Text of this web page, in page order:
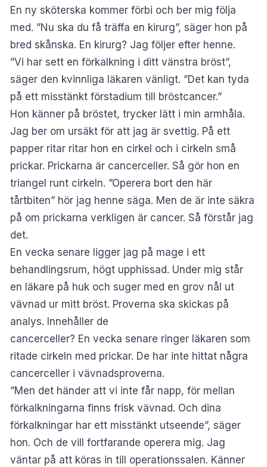
En ny sköterska kommer förbi och ber mig följa
med. ”Nu ska du få träffa en kirurg”, säger hon på
bred skånska. En kirurg? Jag följer efter henne.
”Vi har sett en förkalkning i ditt vänstra bröst”,
säger den kvinnliga läkaren vänligt. ”Det kan tyda
på ett misstänkt förstadium till bröstcancer.”
Hon känner på bröstet, trycker lätt i min armhåla.
Jag ber om ursäkt för att jag är svettig. På ett
papper ritar ritar hon en cirkel och i cirkeln små
prickar. Prickarna är cancerceller. Så gör hon en
triangel runt cirkeln. ”Operera bort den här
tårtbiten” hör jag henne säga. Men de är inte säkra
på om prickarna verkligen är cancer. Så förstår jag
det.
En vecka senare ligger jag på mage i ett
behandlingsrum, högt upphissad. Under mig står
en läkare på huk och suger med en grov nål ut
vävnad ur mitt bröst. Proverna ska skickas på
analys. Innehåller de
cancerceller? En vecka senare ringer läkaren som
ritade cirkeln med prickar. De har inte hittat några
cancerceller i vävnadsproverna.
”Men det händer att vi inte får napp, för mellan
förkalkningarna finns frisk vävnad. Och dina
förkalkningar har ett misstänkt utseende”, säger
hon. Och de vill fortfarande operera mig. Jag
väntar på att köras in till operationssalen. Känner